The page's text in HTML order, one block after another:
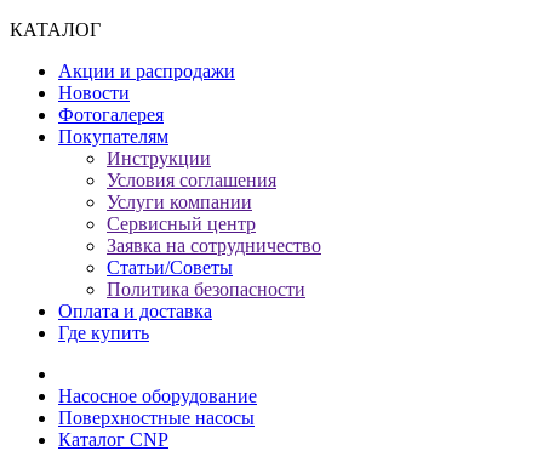
КАТАЛОГ
Акции и распродажи
Новости
Фотогалерея
Покупателям
Инструкции
Условия соглашения
Услуги компании
Сервисный центр
Заявка на сотрудничество
Статьи/Советы
Политика безопасности
Оплата и доставка
Где купить
Насосное оборудование
Поверхностные насосы
Каталог CNP